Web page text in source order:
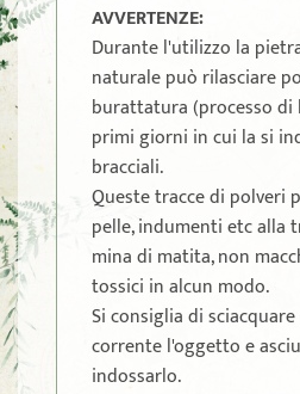
AVVERTENZE:
Durante l'utilizzo la
naturale può rilasciare
burattatura (processo
primi giorni in cui la si
bracciali.
Queste tracce di polveri
pelle, indumenti etc alla
mina di matita, non
tossici in alcun modo.
Si consiglia di
corrente l'oggetto e
indossarlo.